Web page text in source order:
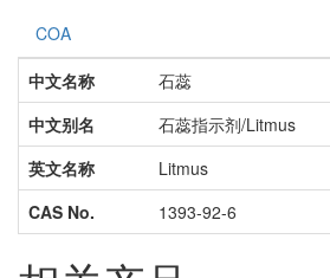
COA
中文名称
石蕊
中文别名
石蕊指示剂/Litmus
英文名称
Litmus
CAS No.
1393-92-6